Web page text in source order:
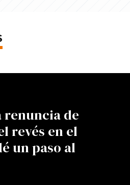
de
revés en el
un paso al